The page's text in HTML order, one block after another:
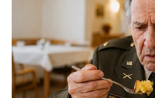
ΑΠΟΨΕΙΣ